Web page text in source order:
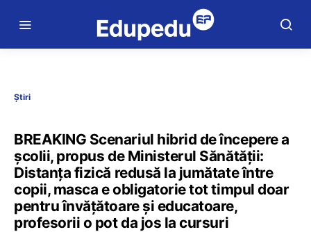
Știri
BREAKING Scenariul hibrid de începere a
școlii, propus de Ministerul Sănătății:
Distanța fizică redusă la jumătate între
copii, masca e obligatorie tot timpul doar
pentru învățătoare și educatoare,
profesorii o pot da jos la cursuri